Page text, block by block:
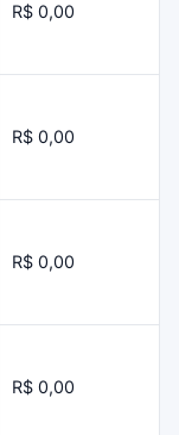
R$ 0,00
R$ 0,00
R$ 0,00
R$ 0,00